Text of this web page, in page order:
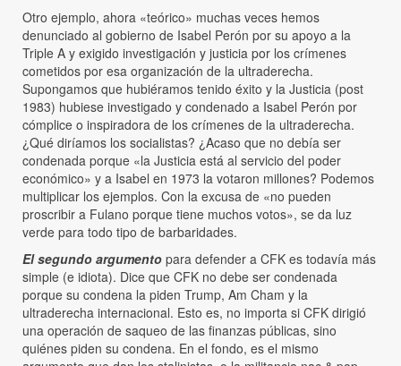
Otro ejemplo, ahora «teórico» muchas veces hemos
denunciado al gobierno de Isabel Perón por su apoyo a la
Triple A y exigido investigación y justicia por los crímenes
cometidos por esa organización de la ultraderecha.
Supongamos que hubiéramos tenido éxito y la Justicia (post
1983) hubiese investigado y condenado a Isabel Perón por
cómplice o inspiradora de los crímenes de la ultraderecha.
¿Qué diríamos los socialistas? ¿Acaso que no debía ser
condenada porque «la Justicia está al servicio del poder
económico» y a Isabel en 1973 la votaron millones? Podemos
multiplicar los ejemplos. Con la excusa de «no pueden
proscribir a Fulano porque tiene muchos votos», se da luz
verde para todo tipo de barbaridades.
El segundo argumento para defender a CFK es todavía más
simple (e idiota). Dice que CFK no debe ser condenada
porque su condena la piden Trump, Am Cham y la
ultraderecha internacional. Esto es, no importa si CFK dirigió
una operación de saqueo de las finanzas públicas, sino
quiénes piden su condena. En el fondo, es el mismo